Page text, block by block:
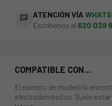
chat ATENCIÓN VÍA
Escríbenos al 620 039
COMPATIBLE CON...
El número de modelo lo
electrodoméstico. Suele